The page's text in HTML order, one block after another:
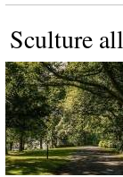
Sculture